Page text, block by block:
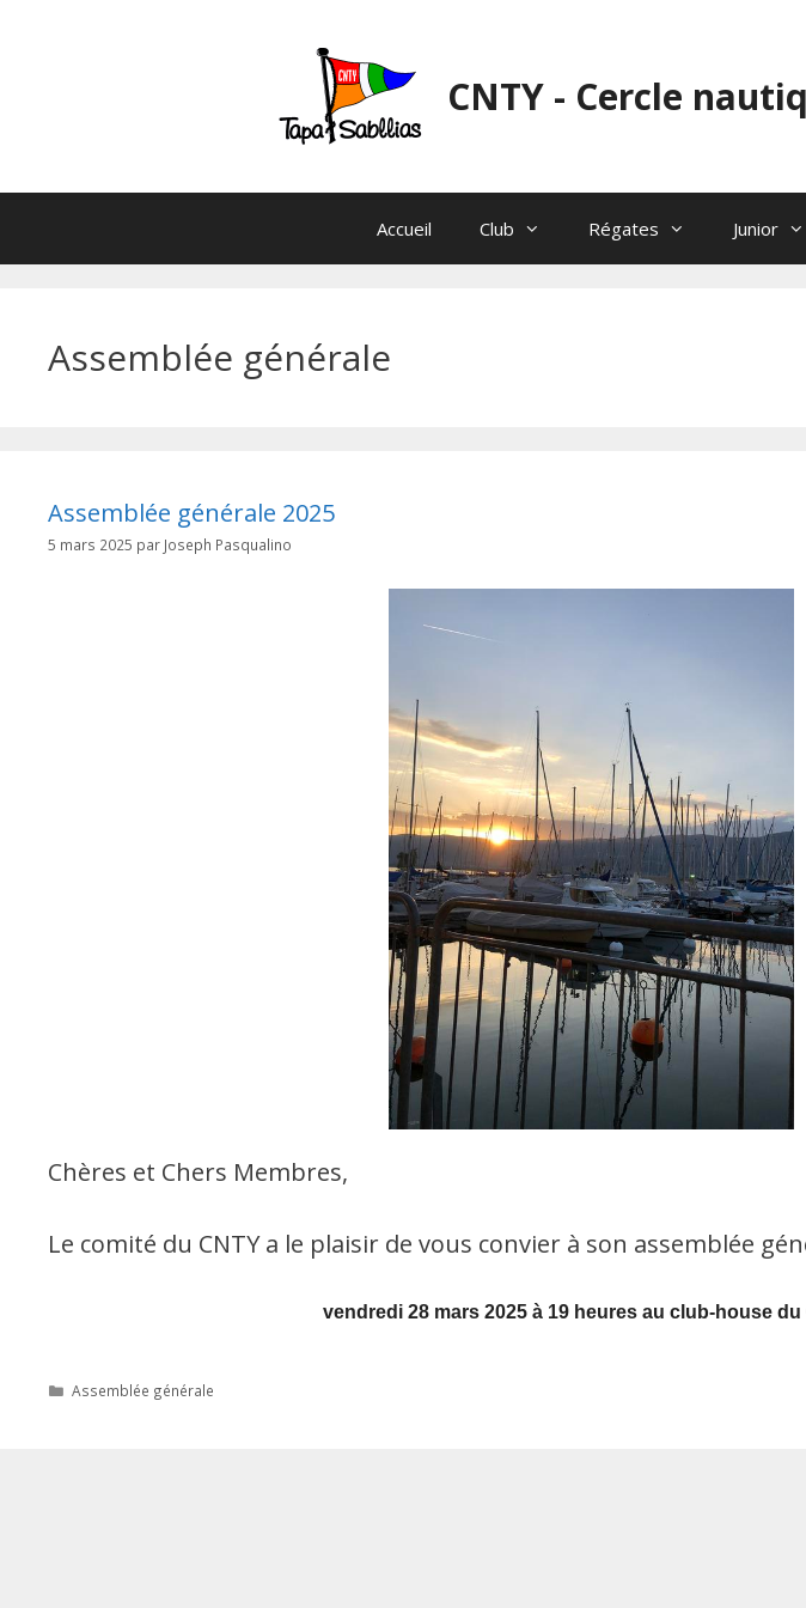
CNTY - Cercle
Accueil Club Régates Junior
Assemblée générale
Assemblée générale 2025
5 mars 2025 par Joseph Pasqualino
Chères et Chers Membres,
Le comité du CNTY a le plaisir de vous convier à son assemblée
vendredi 28 mars 2025 à 19 heures au club-house du
Catégories
Assemblée générale